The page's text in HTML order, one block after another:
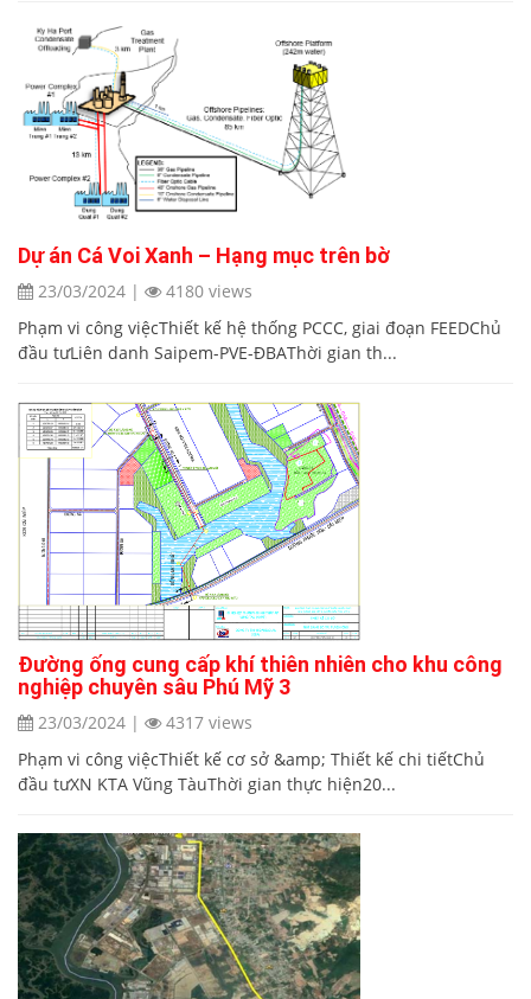
Dự án Cá Voi Xanh – Hạng mục trên bờ
23/03/2024 |
4180 views
Phạm vi công việcThiết kế hệ thống PCCC, giai đoạn FEEDChủ
đầu tưLiên danh Saipem-PVE-ĐBAThời gian th...
Đường ống cung cấp khí thiên nhiên cho khu công
nghiệp chuyên sâu Phú Mỹ 3
23/03/2024 |
4317 views
Phạm vi công việcThiết kế cơ sở &amp; Thiết kế chi tiếtChủ
đầu tưXN KTA Vũng TàuThời gian thực hiện20...